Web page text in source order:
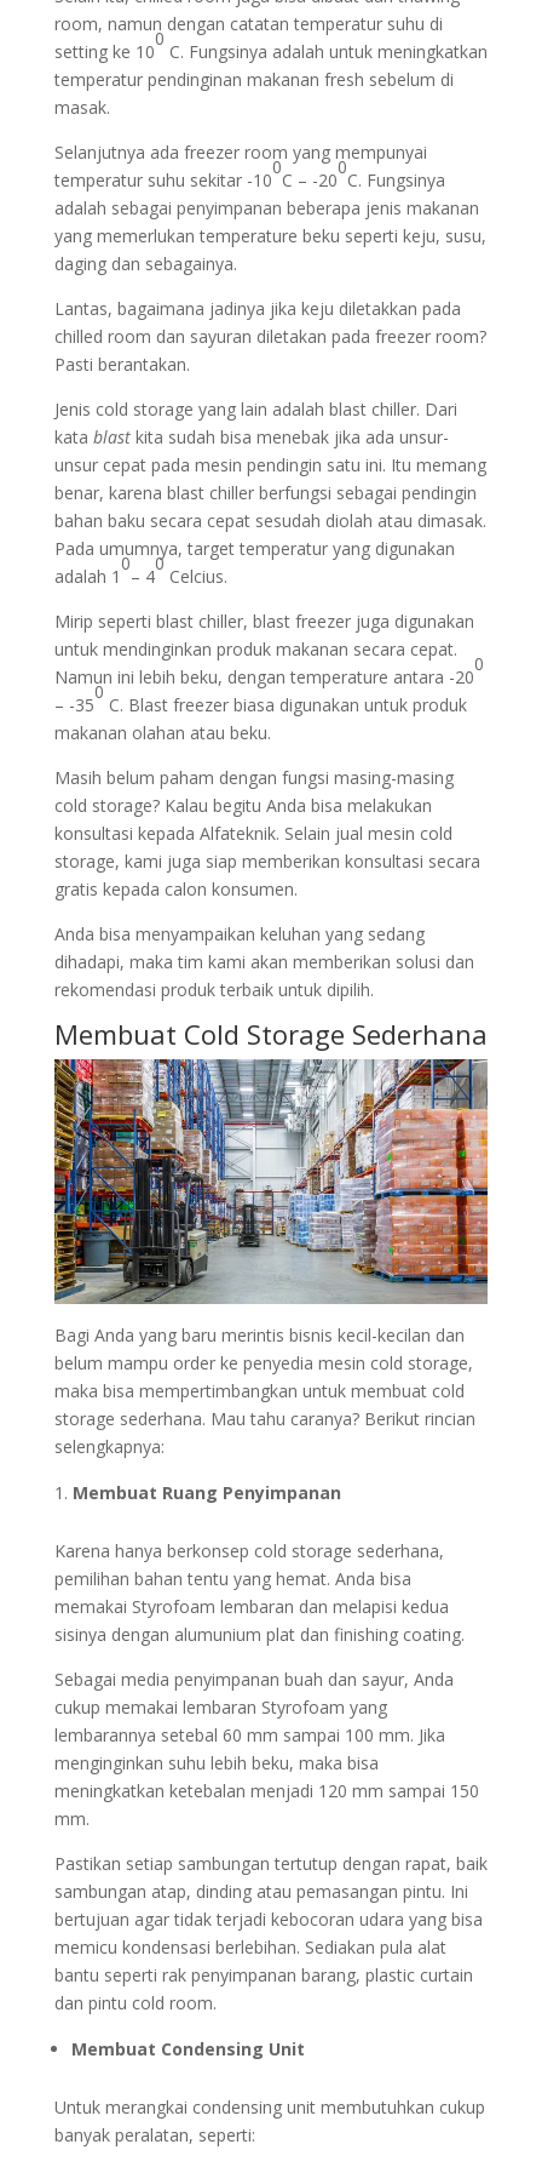
room, namun dengan catatan temperatur suhu di
setting ke 10
0
C. Fungsinya adalah untuk meningkatkan
temperatur pendinginan makanan fresh sebelum di
masak.
Selanjutnya ada freezer room yang mempunyai
temperatur suhu sekitar -10
0
C – -20
0
C. Fungsinya
adalah sebagai penyimpanan beberapa jenis makanan
yang memerlukan temperature beku seperti keju, susu,
daging dan sebagainya.
Lantas, bagaimana jadinya jika keju diletakkan pada
chilled room dan sayuran diletakan pada freezer room?
Pasti berantakan.
Jenis cold storage yang lain adalah blast chiller. Dari
kata blast kita sudah bisa menebak jika ada unsur-
unsur cepat pada mesin pendingin satu ini. Itu memang
benar, karena blast chiller berfungsi sebagai pendingin
bahan baku secara cepat sesudah diolah atau dimasak.
Pada umumnya, target temperatur yang digunakan
adalah 1
0
– 4
0
Celcius.
Mirip seperti blast chiller, blast freezer juga digunakan
untuk mendinginkan produk makanan secara cepat.
Namun ini lebih beku, dengan temperature antara -20
0
– -35
0
C. Blast freezer biasa digunakan untuk produk
makanan olahan atau beku.
Masih belum paham dengan fungsi masing-masing
cold storage? Kalau begitu Anda bisa melakukan
konsultasi kepada Alfateknik. Selain jual mesin cold
storage, kami juga siap memberikan konsultasi secara
gratis kepada calon konsumen.
Anda bisa menyampaikan keluhan yang sedang
dihadapi, maka tim kami akan memberikan solusi dan
rekomendasi produk terbaik untuk dipilih.
Membuat Cold Storage Sederhana
Bagi Anda yang baru merintis bisnis kecil-kecilan dan
belum mampu order ke penyedia mesin cold storage,
maka bisa mempertimbangkan untuk membuat cold
storage sederhana. Mau tahu caranya? Berikut rincian
selengkapnya:
Membuat Ruang Penyimpanan
Karena hanya berkonsep cold storage sederhana,
pemilihan bahan tentu yang hemat. Anda bisa
memakai Styrofoam lembaran dan melapisi kedua
sisinya dengan alumunium plat dan finishing coating.
Sebagai media penyimpanan buah dan sayur, Anda
cukup memakai lembaran Styrofoam yang
lembarannya setebal 60 mm sampai 100 mm. Jika
menginginkan suhu lebih beku, maka bisa
meningkatkan ketebalan menjadi 120 mm sampai 150
mm.
Pastikan setiap sambungan tertutup dengan rapat, baik
sambungan atap, dinding atau pemasangan pintu. Ini
bertujuan agar tidak terjadi kebocoran udara yang bisa
memicu kondensasi berlebihan. Sediakan pula alat
bantu seperti rak penyimpanan barang, plastic curtain
dan pintu cold room.
Membuat Condensing Unit
Untuk merangkai condensing unit membutuhkan cukup
banyak peralatan, seperti: